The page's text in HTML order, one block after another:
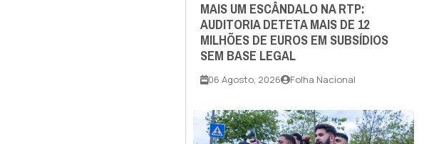
MAIS UM ESCÂNDALO NA RTP:
AUDITORIA DETETA MAIS DE 12
MILHÕES DE EUROS EM SUBSÍDIOS
SEM BASE LEGAL
06 Agosto, 2026 Folha Nacional